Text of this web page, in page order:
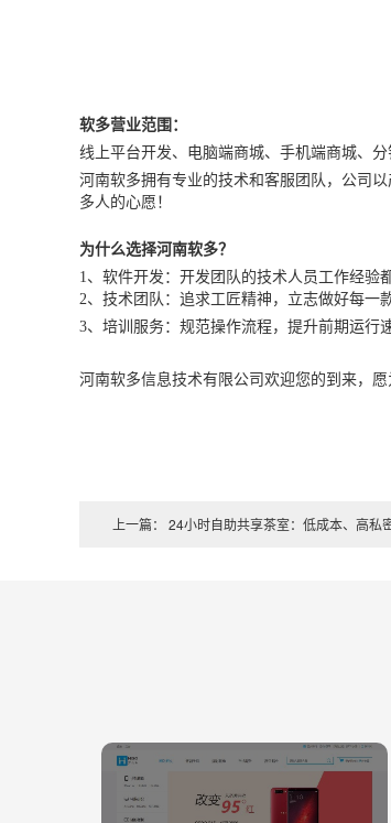
软多营业范围：
线上平台开发、电脑端商城、手机端商城、
河南软多拥有专业的技术和客服团队，公司
多人的心愿！
为什么选择河南软多？
1 、软件开发：开发团队的技术人员工作经验
2、技术团队：追求工匠精神，立志做好每一
3、培训服务：规范操作流程，提升前期运行
河南软多信息技术有限公司欢迎您的到来，愿
上一篇： 24小时自助共享茶室：低成本、高私